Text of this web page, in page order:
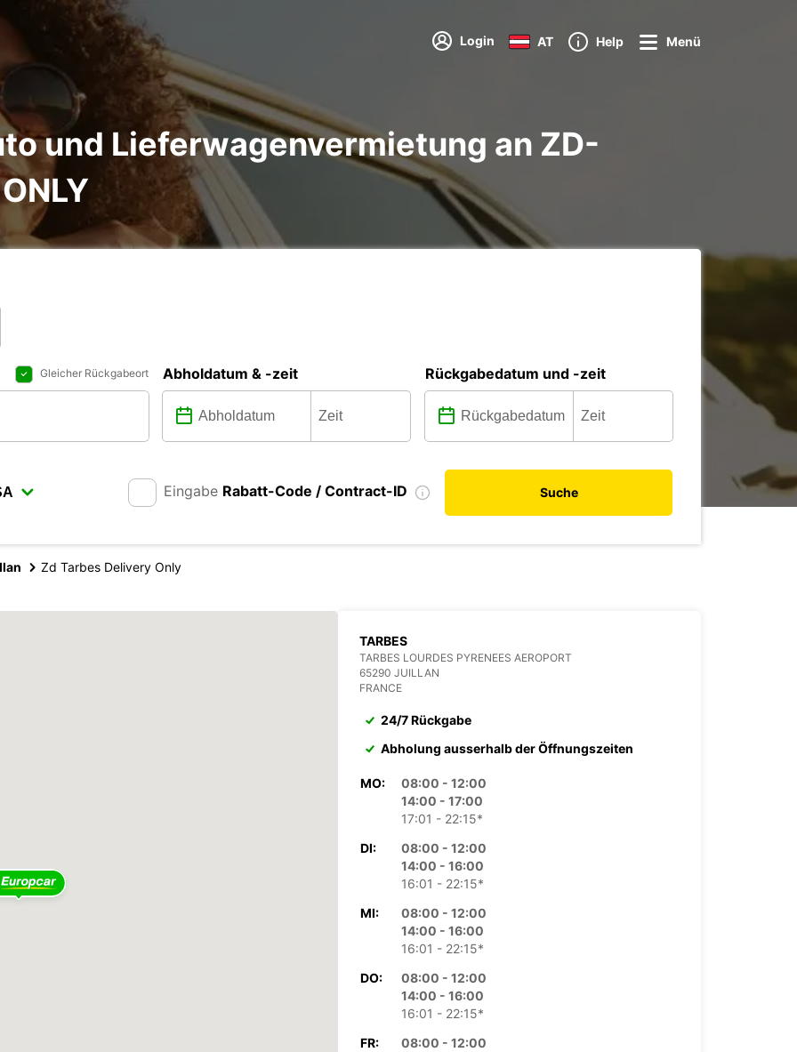
Login AT Help Menü
und Lieferwagenvermietung an ZD-
Gleicher Rückgabeort Abholdatum & -zeit Rückgabedatum und -zeit
Eingabe Rabatt-Code / Contract-ID Suche
Zd Tarbes Delivery Only
TARBES
TARBES LOURDES PYRENEES AEROPORT
65290 JUILLAN
FRANCE
24/7 Rückgabe
Abholung ausserhalb der Öffnungszeiten
MO:
08:00 - 12:00
14:00 - 17:00
17:01 - 22:15*
DI:
08:00 - 12:00
14:00 - 16:00
16:01 - 22:15*
MI:
08:00 - 12:00
14:00 - 16:00
16:01 - 22:15*
DO:
08:00 - 12:00
14:00 - 16:00
16:01 - 22:15*
FR:
08:00 - 12:00